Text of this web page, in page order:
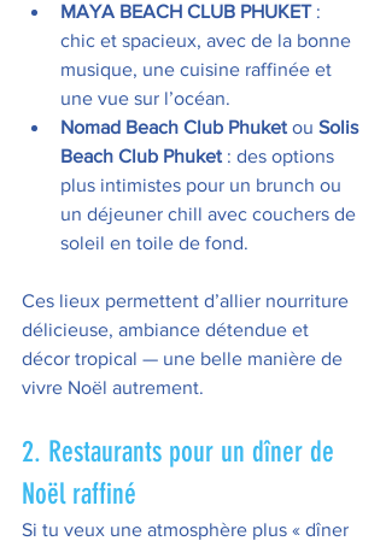
MAYA BEACH CLUB PHUKET :
chic et spacieux, avec de la bonne
musique, une cuisine raffinée et
une vue sur l’océan.
Nomad Beach Club Phuket ou Solis
Beach Club Phuket : des options
plus intimistes pour un brunch ou
un déjeuner chill avec couchers de
soleil en toile de fond.
Ces lieux permettent d’allier nourriture
délicieuse, ambiance détendue et
décor tropical — une belle manière de
vivre Noël autrement.
2. Restaurants pour un dîner de
Noël raffiné
Si tu veux une atmosphère plus « dîner